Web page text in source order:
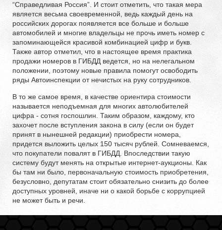
“Справедливая Россия”. И стоит отметить, что такая мера
является весьма своевременной, ведь каждый день на
российских дорогах появляется все больше и больше
автомобилей и многие владельцы не прочь иметь номер с
запоминающейся красивой комбинацией цифр и букв.
Также автор отметил, что в настоящее время практика
продажи номеров в ГИБДД ведется, но на нелегальном
положении, поэтому новые правила помогут освободить
ряды Автоинспекции от нечистых на руку сотрудников.
В то же самое время, в качестве ориентира стоимости
называется неподъемная для многих автолюбителей
цифра - сотня госпошлин. Таким образом, каждому, кто
захочет после вступления закона в силу (если он будет
принят в нынешней редакции) приобрести номера,
придется выложить целых 150 тысяч рублей. Сомневаемся,
что покупатели повалят в ГИБДД. Впоследствии такую
систему будут менять на открытые интернет-аукционы. Как
бы там ни было, первоначальную стоимость приобретения,
безусловно, депутатам стоит обязательно снизить до более
доступных уровней, иначе ни о какой борьбе с коррупцией
не может быть и речи.